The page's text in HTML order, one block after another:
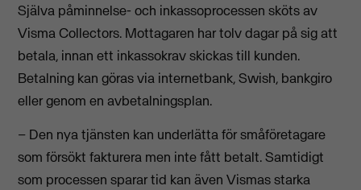
Själva påminnelse- och inkassoprocessen sköts av
Visma Collectors. Mottagaren har tolv dagar på sig att
betala, innan ett inkassokrav skickas till kunden.
Betalning kan göras via internetbank, Swish, bankgiro
eller genom en avbetalningsplan.
– Den nya tjänsten kan underlätta för småföretagare
som försökt fakturera men inte fått betalt. Samtidigt
som processen sparar tid kan även Vismas starka